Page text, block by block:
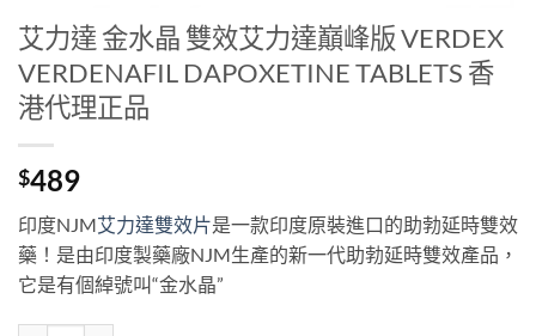
艾力達 金水晶 雙效艾力達巔峰版 VERDEX
VERDENAFIL DAPOXETINE TABLETS 香
港代理正品
$489
印度NJM艾力達雙效片是一款印度原裝進口的助勃延時雙效
藥！是由印度製藥廠NJM生產的新一代助勃延時雙效產品，
它是有個綽號叫“金水晶”